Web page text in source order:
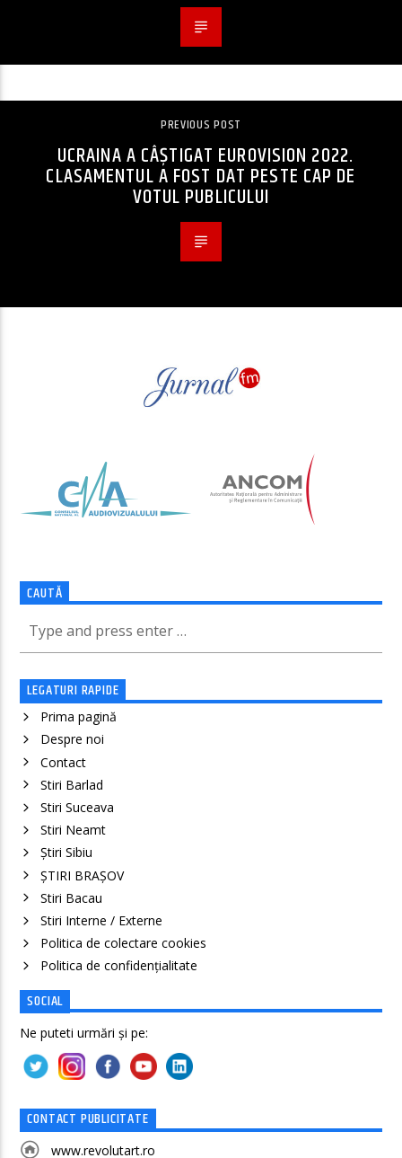
PREVIOUS POST
UCRAINA A CÂŞTIGAT EUROVISION 2022.
CLASAMENTUL A FOST DAT PESTE CAP DE
VOTUL PUBLICULUI
CAUTĂ
LEGATURI RAPIDE
Prima pagină
Despre noi
Contact
Stiri Barlad
Stiri Suceava
Stiri Neamt
Știri Sibiu
ȘTIRI BRAȘOV
Stiri Bacau
Stiri Interne / Externe
Politica de colectare cookies
Politica de confidenţialitate
SOCIAL
Ne puteti urmări și pe:
CONTACT PUBLICITATE
www.revolutart.ro